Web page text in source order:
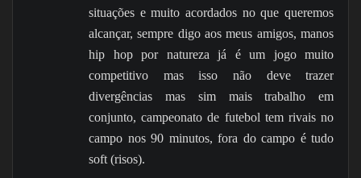
situações e muito acordados no que queremos
alcançar, sempre digo aos meus amigos, manos
hip hop por natureza já é um jogo muito
competitivo mas isso não deve trazer
divergências mas sim mais trabalho em
conjunto, campeonato de futebol tem rivais no
campo nos 90 minutos, fora do campo é tudo
soft (risos).